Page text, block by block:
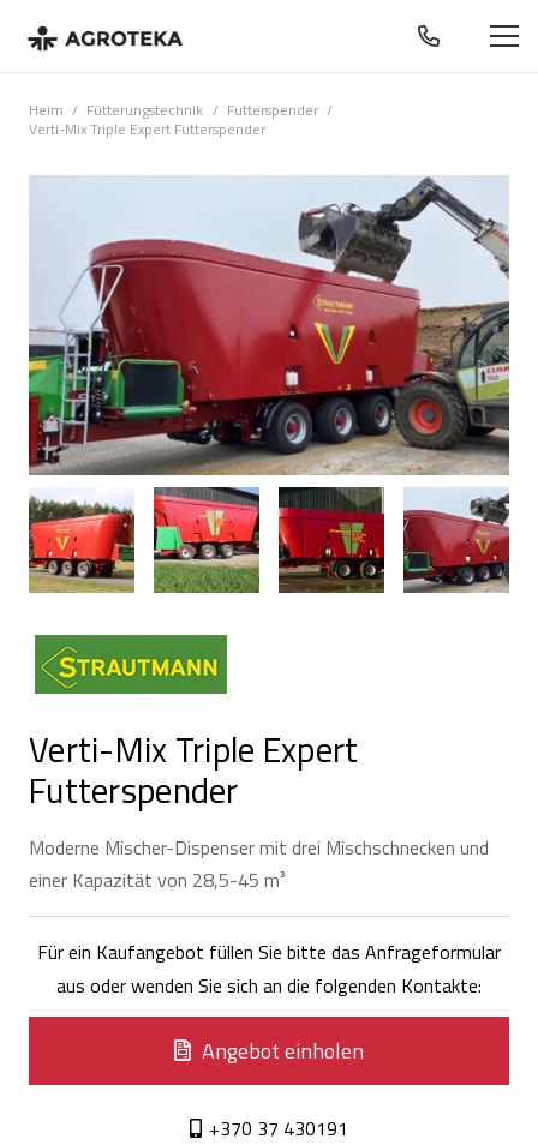
Heim / Fütterungstechnik / Futterspender /
Verti-Mix Triple Expert Futterspender
Verti-Mix Triple Expert
Futterspender
Moderne Mischer-Dispenser mit drei Mischschnecken und
einer Kapazität von 28,5-45 m³
Für ein Kaufangebot füllen Sie bitte das Anfrageformular
aus oder wenden Sie sich an die folgenden Kontakte:
Angebot einholen
+370 37 430191